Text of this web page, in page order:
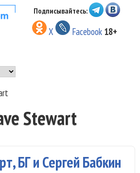
к основному
содержанию
Подписывайтесь:
X Facebook 18+
Stewart
БГ и Сергей Бабкин